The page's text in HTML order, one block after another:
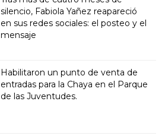
silencio, Fabiola Yañez reapareció
en sus redes sociales: el posteo y el
mensaje
Habilitaron un punto de venta de
entradas para la Chaya en el Parque
de las Juventudes.